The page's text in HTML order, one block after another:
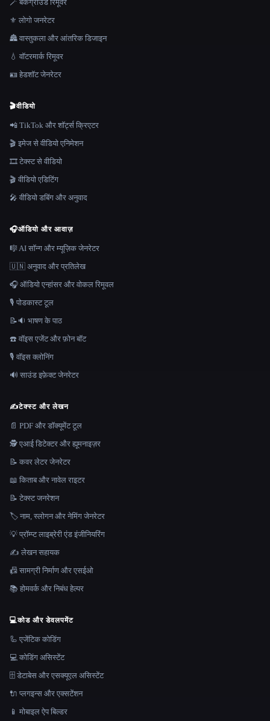
🪄 बैकग्राउंड रिमूवर
⚜️ लोगो जनरेटर
🏯 वास्तुकला और आंतरिक डिजाइन
💧 वॉटरमार्क रिमूवर
🪪 हेडशॉट जेनरेटर
🎬वीडियो
📲 TikTok और शॉर्ट्स क्रिएटर
🎬 इमेज से वीडियो एनिमेशन
🎞️ टेक्स्ट से वीडियो
🎬 वीडियो एडिटिंग
🎤 वीडियो डबिंग और अनुवाद
🎧ऑडियो और आवाज़
🎼 AI सॉन्ग और म्यूज़िक जेनरेटर
🇺🇳 अनुवाद और प्रतिलेख
🎧 ऑडियो एन्हांसर और वोकल रिमूवल
🎙️ पोडकास्ट टूल
📝🔉 भाषण के पाठ
☎️ वॉइस एजेंट और फ़ोन बॉट
🎙️ वॉइस क्लोनिंग
🔊 साउंड इफ़ेक्ट जेनरेटर
✍️टेक्स्ट और लेखन
📄 PDF और डॉक्यूमेंट टूल
🕵️ एआई डिटेक्टर और ह्यूमनाइज़र
📝 कवर लेटर जेनरेटर
📖 किताब और नावेल राइटर
📝 टेक्स्ट जनरेशन
🏷️ नाम, स्लोगन और नेमिंग जेनरेटर
💡 प्रॉम्प्ट लाइब्रेरी एंड इंजीनियरिंग
✍️ लेखन सहायक
📠 सामग्री निर्माण और एसईओ
📚 होमवर्क और निबंध हेल्पर
💻कोड और डेवलपमेंट
🦾 एजेंटिक कोडिंग
💻 कोडिंग असिस्टेंट
🗄️ डेटाबेस और एसक्यूएल असिस्टेंट
🔌 प्लगइन्स और एक्सटेंशन
📱 मोबाइल ऐप बिल्डर